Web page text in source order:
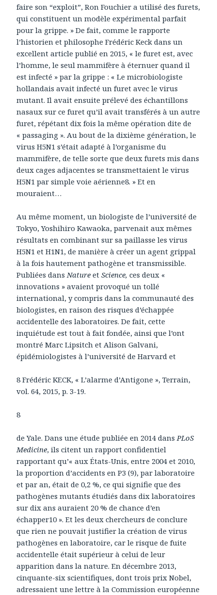
faire son “exploit”, Ron Fouchier a utilisé des furets,
qui constituent un modèle expérimental parfait
pour la grippe. » De fait, comme le rapporte
l’historien et philosophe Frédéric Keck dans un
excellent article publié en 2015, « le furet est, avec
l’homme, le seul mammifère à éternuer quand il
est infecté » par la grippe : « Le microbiologiste
hollandais avait infecté un furet avec le virus
mutant. Il avait ensuite prélevé des échantillons
nasaux sur ce furet qu’il avait transférés à un autre
furet, répétant dix fois la même opération dite de
« passaging ». Au bout de la dixième génération, le
virus H5N1 s’était adapté à l’organisme du
mammifère, de telle sorte que deux furets mis dans
deux cages adjacentes se transmettaient le virus
H5N1 par simple voie aérienne8. » Et en
mouraient…
Au même moment, un biologiste de l’université de
Tokyo, Yoshihiro Kawaoka, parvenait aux mêmes
résultats en combinant sur sa paillasse les virus
H5N1 et H1N1, de manière à créer un agent grippal
à la fois hautement pathogène et transmissible.
Publiées dansNature etScience, ces deux «
innovations » avaient provoqué un tollé
international, y compris dans la communauté des
biologistes, en raison des risques d’échappée
accidentelle des laboratoires. De fait, cette
inquiétude est tout à fait fondée, ainsi que l’ont
montré Marc Lipsitch et Alison Galvani,
épidémiologistes à l’université de Harvard et
8 Frédéric KECK, « L’alarme d’Antigone », Terrain,
vol. 64, 2015, p. 3-19.
8
de Yale. Dans une étude publiée en 2014 dansPLoS
Medicine, ils citent un rapport confidentiel
rapportant qu’« aux États-Unis, entre 2004 et 2010,
la proportion d’accidents en P3 (9), par laboratoire
et par an, était de 0,2 %, ce qui signifie que des
pathogènes mutants étudiés dans dix laboratoires
sur dix ans auraient 20 % de chance d’en
échapper10 ». Et les deux chercheurs de conclure
que rien ne pouvait justifier la création de virus
pathogènes en laboratoire, car le risque de fuite
accidentelle était supérieur à celui de leur
apparition dans la nature. En décembre 2013,
cinquante-six scientifiques, dont trois prix Nobel,
adressaient une lettre à la Commission européenne